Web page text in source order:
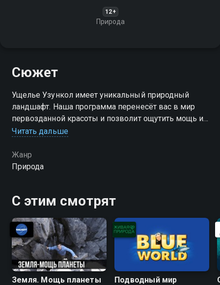
12+
Природа
Сюжет
Ущелье Узункол имеет уникальный природный
ландшафт. Наша программа перенесёт вас в мир
первозданной красоты и позволит ощутить мощь и
величие природы
Читать дальше
Жанр
Природа
С этим смотрят
Земля. Мощь планеты Подводный мир